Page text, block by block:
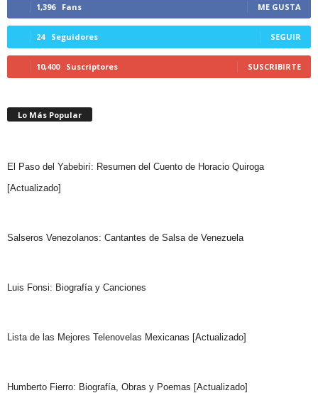
1,396 Fans ME GUSTA
24 Seguidores SEGUIR
10,400 Suscriptores SUSCRIBIRTE
Lo Más Popular
El Paso del Yabebirí: Resumen del Cuento de Horacio Quiroga
[Actualizado]
Salseros Venezolanos: Cantantes de Salsa de Venezuela
Luis Fonsi: Biografía y Canciones
Lista de las Mejores Telenovelas Mexicanas [Actualizado]
Humberto Fierro: Biografía, Obras y Poemas [Actualizado]